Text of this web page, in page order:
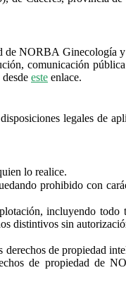
de NORBA Ginecología
comunicación
este enlace.
legales de
lo realice.
prohibido con
incluyendo todo
distintivos sin
de propiedad
de propiedad de